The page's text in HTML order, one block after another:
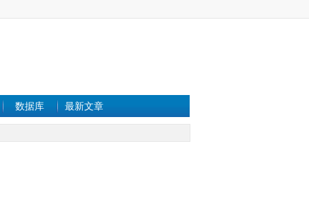
数据库 最新文章